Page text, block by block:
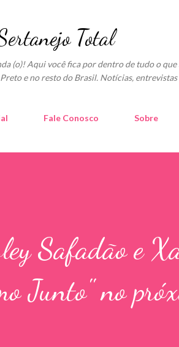
Total
(o)! Aqui você fica por dentro de tudo o
e no resto do Brasil. Notícias,
Fale Conosco Sobre
Safadão e
Junto" no